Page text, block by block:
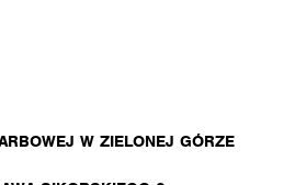
W ZIELONEJ GÓRZE